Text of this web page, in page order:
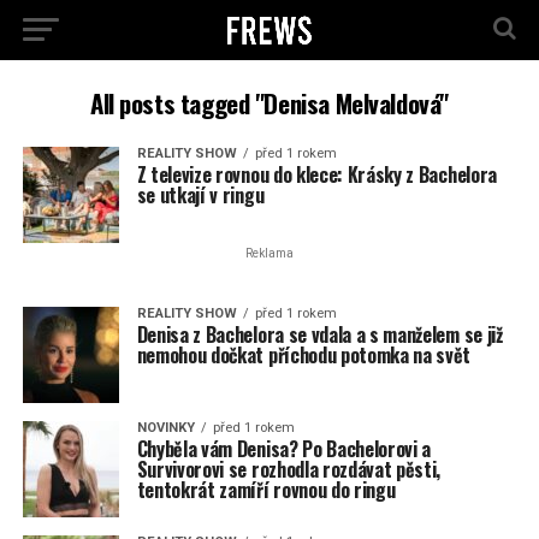
All posts tagged "Denisa Melvaldová"
REALITY SHOW před 1 rokem
Z televize rovnou do klece: Krásky z Bachelora
se utkají v ringu
Reklama
REALITY SHOW před 1 rokem
Denisa z Bachelora se vdala a s manželem se již
nemohou dočkat příchodu potomka na svět
NOVINKY před 1 rokem
Chyběla vám Denisa? Po Bachelorovi a
Survivorovi se rozhodla rozdávat pěsti,
tentokrát zamíří rovnou do ringu